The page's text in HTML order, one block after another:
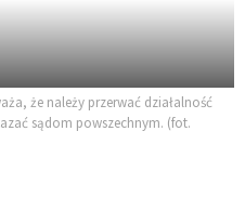
że należy przerwać działalność
sądom powszechnym. (fot.